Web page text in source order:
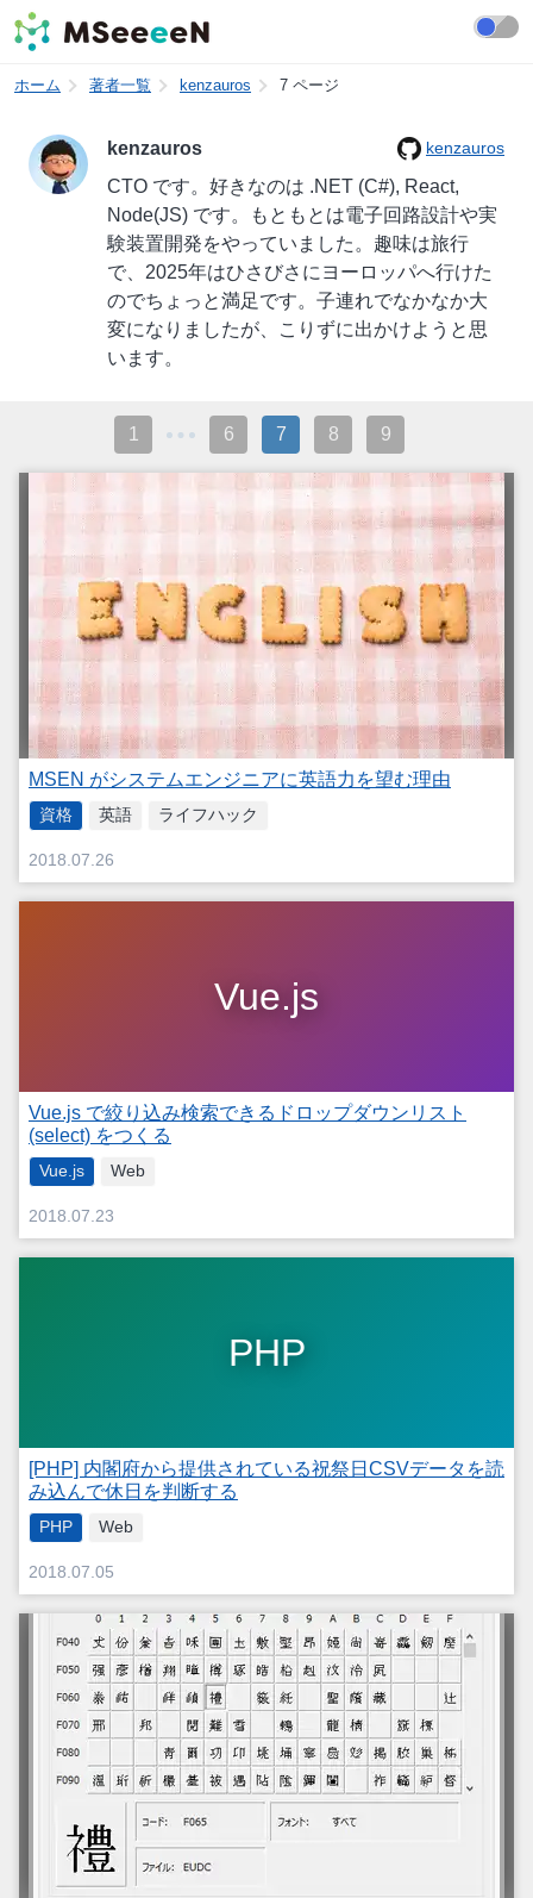
ホーム 著者一覧 kenzauros 7 ページ
kenzauros kenzauros
CTO です。好きなのは .NET (C#), React,
Node(JS) です。もともとは電子回路設計や実
験装置開発をやっていました。趣味は旅行
で、2025年はひさびさにヨーロッパへ行けた
のでちょっと満足です。子連れでなかなか大
変になりましたが、こりずに出かけようと思
います。
1 6 7 8 9
MSEN がシステムエンジニアに英語力を望む理由
資格 英語 ライフハック
2018.07.26
Vue.js
Vue.js で絞り込み検索できるドロップダウンリスト
(select) をつくる
Vue.js Web
2018.07.23
PHP
[PHP] 内閣府から提供されている祝祭日CSVデータを読
み込んで休日を判断する
PHP Web
2018.07.05